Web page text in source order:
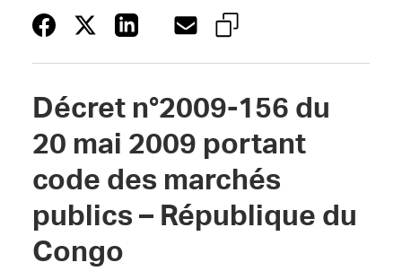
Décret n°2009-156 du
20 mai 2009 portant
code des marchés
publics – République du
Congo